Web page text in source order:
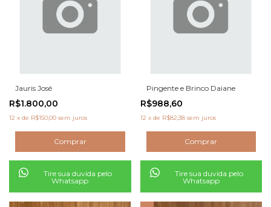
Jauris José
R$1.800,00
12 x de R$150,00 sem juros
Tire sua duvida pelo
Whatsapp
Pingente e Brinco Daiane
R$988,60
12 x de R$82,38 sem juros
Tire sua duvida pelo
Whatsapp